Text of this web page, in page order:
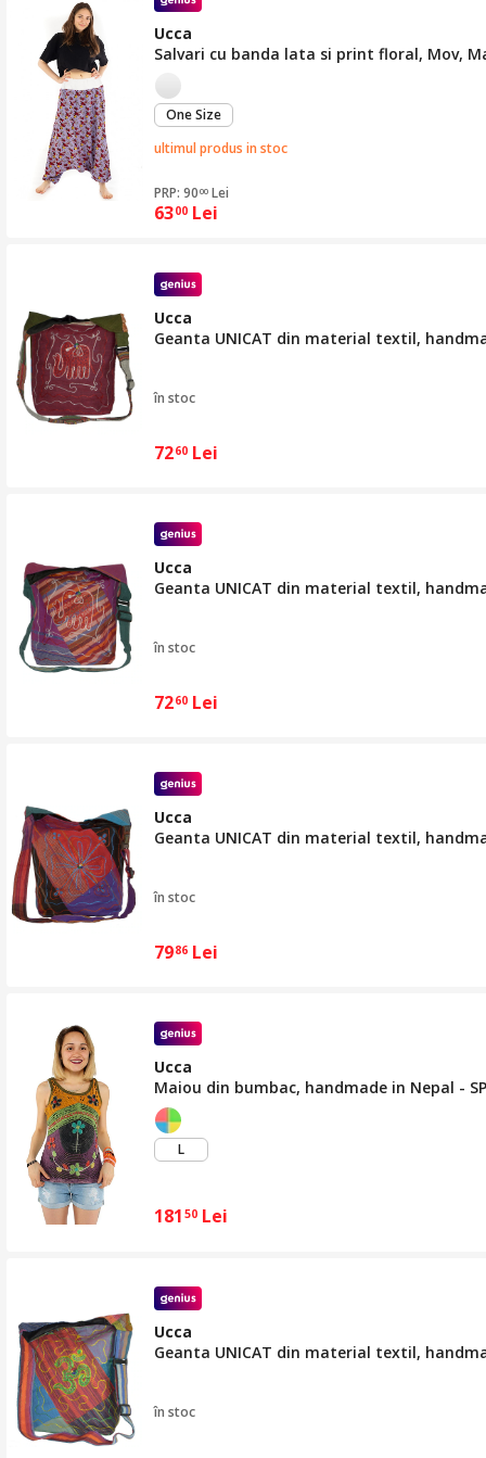
Ucca
Salvari cu banda lata si print floral, Mov,
One Size
ultimul produs in stoc
PRP: 90 00 Lei
6300 Lei
Ucca
Geanta UNICAT din material textil,
în stoc
7260 Lei
Ucca
Geanta UNICAT din material textil,
în stoc
7260 Lei
Ucca
Geanta UNICAT din material textil,
în stoc
7986 Lei
Ucca
Maiou din bumbac, handmade in Nepal -
L
181 50 Lei
Ucca
Geanta UNICAT din material textil,
în stoc